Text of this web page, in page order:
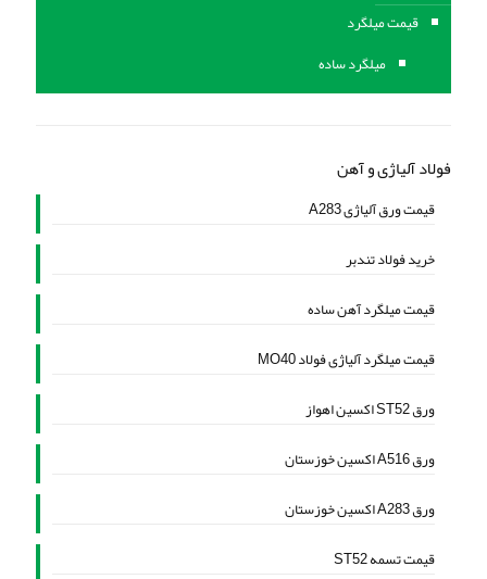
قیمت میلگرد
میلگرد ساده
فولاد آلیاژی و آهن
قیمت ورق آلیاژی A283
خرید فولاد تندبر
قیمت میلگرد آهن ساده
قیمت میلگرد آلیاژی فولاد MO40
ورق ST52 اکسین اهواز
ورق A516 اکسین خوزستان
ورق A283 اکسین خوزستان
قیمت تسمه ST52